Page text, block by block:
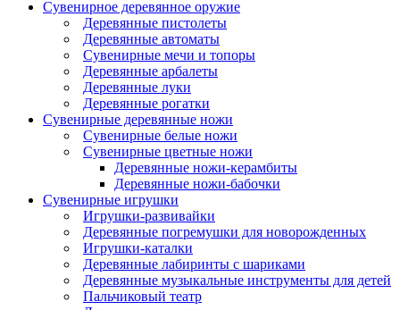
Сувенирное деревянное оружие
Деревянные пистолеты
Деревянные автоматы
Сувенирные мечи и топоры
Деревянные арбалеты
Деревянные луки
Деревянные рогатки
Сувенирные деревянные ножи
Сувенирные белые ножи
Сувенирные цветные ножи
Деревянные ножи-керамбиты
Деревянные ножи-бабочки
Сувенирные игрушки
Игрушки-развивайки
Деревянные погремушки для новорожденных
Игрушки-каталки
Деревянные лабиринты с шариками
Деревянные музыкальные инструменты для детей
Пальчиковый театр